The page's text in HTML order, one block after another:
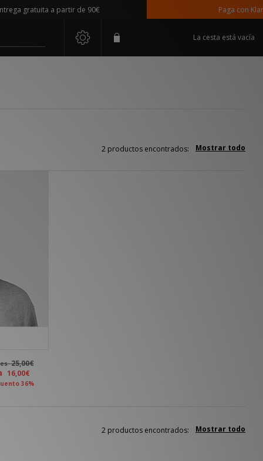
gratuita a partir de 90€ Paga con Klarna
La cesta está vacía
Mostrar todo
2 productos encontrados:
25,00€
16,00€
36%
Mostrar todo
2 productos encontrados: